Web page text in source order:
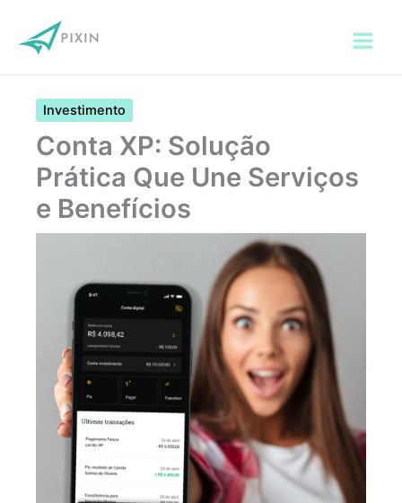
para
Investimento
Conta XP: Solução
Prática Que Une Serviços
e Benefícios